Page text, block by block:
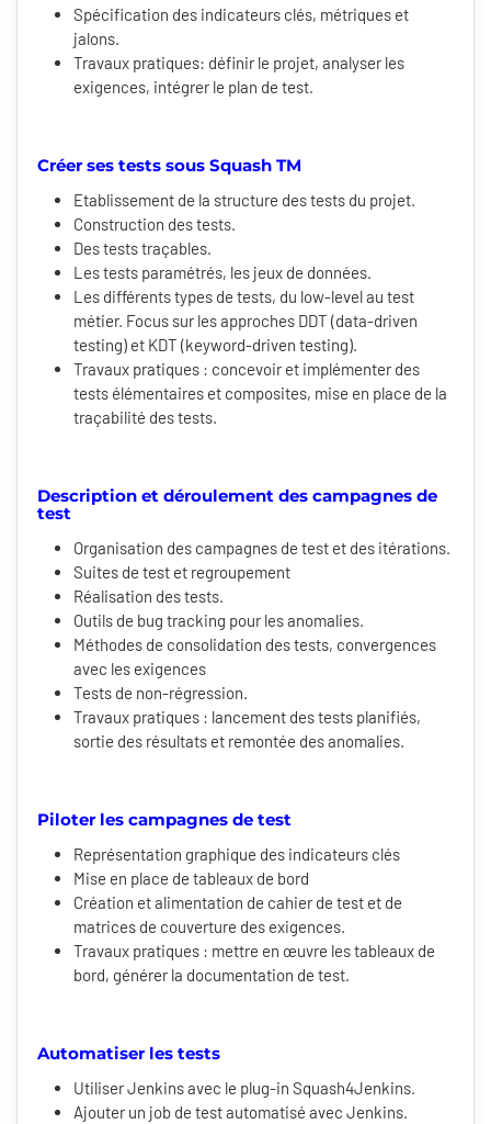
Spécification des indicateurs clés, métriques et
jalons.
Travaux pratiques: définir le projet, analyser les
exigences, intégrer le plan de test.
Créer ses tests sous Squash TM
Etablissement de la structure des tests du projet.
Construction des tests.
Des tests traçables.
Les tests paramétrés, les jeux de données.
Les différents types de tests, du low-level au test
métier. Focus sur les approches DDT (data-driven
testing) et KDT (keyword-driven testing).
Travaux pratiques : concevoir et implémenter des
tests élémentaires et composites, mise en place de la
traçabilité des tests.
Description et déroulement des campagnes de
test
Organisation des campagnes de test et des itérations.
Suites de test et regroupement
Réalisation des tests.
Outils de bug tracking pour les anomalies.
Méthodes de consolidation des tests, convergences
avec les exigences
Tests de non-régression.
Travaux pratiques : lancement des tests planifiés,
sortie des résultats et remontée des anomalies.
Piloter les campagnes de test
Représentation graphique des indicateurs clés
Mise en place de tableaux de bord
Création et alimentation de cahier de test et de
matrices de couverture des exigences.
Travaux pratiques : mettre en œuvre les tableaux de
bord, générer la documentation de test.
Automatiser les tests
Utiliser Jenkins avec le plug-in Squash4Jenkins.
Ajouter un job de test automatisé avec Jenkins.